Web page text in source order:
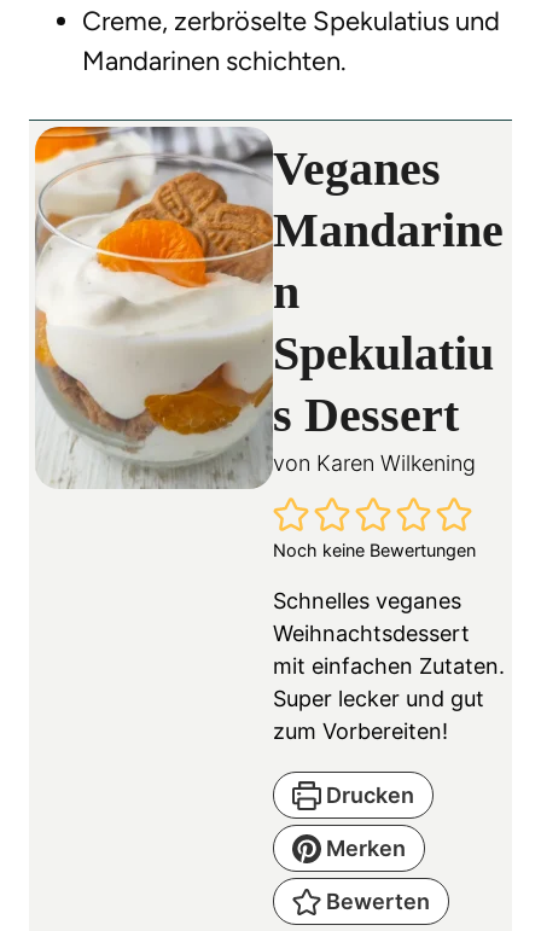
Creme, zerbröselte Spekulatius und
Mandarinen schichten.
Veganes
Mandarine
n
Spekulatiu
s Dessert
von Karen Wilkening
Noch keine Bewertungen
Schnelles veganes
Weihnachtsdessert
mit einfachen Zutaten.
Super lecker und gut
zum Vorbereiten!
Drucken
Merken
Bewerten